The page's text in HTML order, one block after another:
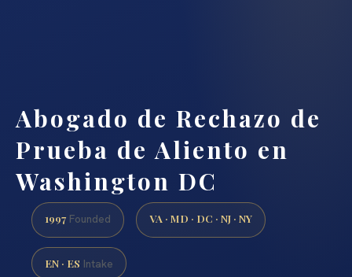
Abogado de Rechazo de
Prueba de Aliento en
Washington DC
1997 Founded VA · MD · DC · NJ · NY
EN · ES Intake